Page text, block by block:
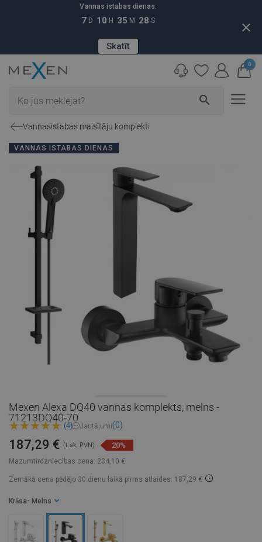
Vannas istabas dienas:
7 D 10 H 35 M 27 S
Skatīt
close
search
0
Vannasistabas maisītāju komplekti
VANNAS ISTABAS DIENAS
Mexen Alexa DQ40 vannas komplekts, melns -
71213DQ40-70
(4) Jautājumi(0)
Mazumtirdzniecības cena: 234,10 €
187,29 € (t.sk. PVN) 20%
Zemākā cena pēdējo 30 dienu laikā pirms atlaides: 187,29 €
Krāsa - Melns